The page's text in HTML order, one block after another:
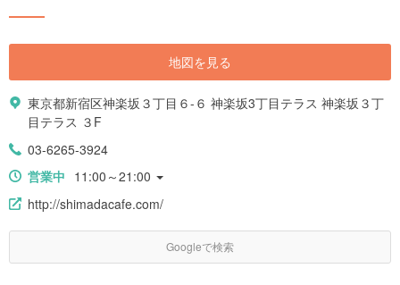
地図を見る
東京都新宿区神楽坂３丁目６-６ 神楽坂3丁目テラス 神楽坂３丁
目テラス ３F
03-6265-3924
営業中 11:00～21:00
http://shimadacafe.com/
Googleで検索